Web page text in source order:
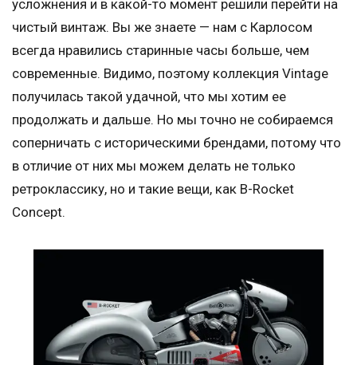
усложнения и в какой-то момент решили перейти на
чистый винтаж. Вы же знаете — нам с Карлосом
всегда нравились старинные часы больше, чем
современные. Видимо, поэтому коллекция Vintage
получилась такой удачной, что мы хотим ее
продолжать и дальше. Но мы точно не собираемся
соперничать с историческими брендами, потому что
в отличие от них мы можем делать не только
ретроклассику, но и такие вещи, как B-Rocket
Concept.